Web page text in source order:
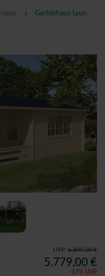
› Gartenhaus Leon
UVP: 6.899,00 €
5.779,00 €
-17% UVP